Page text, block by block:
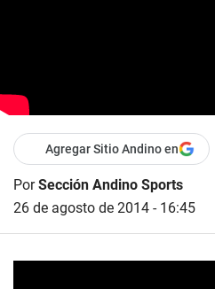
Agregar Sitio Andino en
PorSección Andino Sports
26 de agosto de 2014 - 16:45